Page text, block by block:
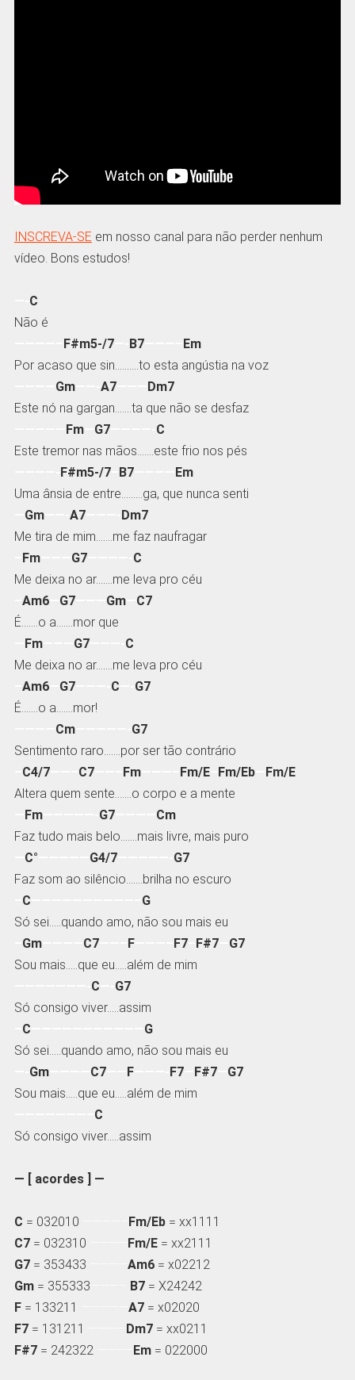
INSCREVA-SE em nosso canal para não perder nenhum
vídeo. Bons estudos!
C
Não é
F#m5-/7—- B7———– Em
Por acaso que sin……….to esta angústia na voz
Gm——- A7——— Dm7
Este nó na gargan…….ta que não se desfaz
Fm— G7————- C
Este tremor nas mãos…….este frio nos pés
F#m5-/7– B7———— Em
Uma ânsia de entre………ga, que nunca senti
Gm——- A7———- Dm7
Me tira de mim…….me faz naufragar
Fm——— G7————- C
Me deixa no ar…….me leva pro céu
Am6— G7——— Gm— C7
É…….o a…….mor que
Fm——— G7———- C
Me deixa no ar…….me leva pro céu
Am6— G7———- C
G7
É…….o a…….mor!
Cm—————- G7
Sentimento raro…….por ser tão contrário
C4/7——– C7——– Fm———– Fm/E– Fm/Eb— Fm/E
Altera quem sente…….o corpo e a mente
Fm—————- G7———— Cm
Faz tudo mais belo…….mais livre, mais puro
C° G4/7—————- G7
Faz som ao silêncio…….brilha no escuro
C
G
Só sei…..quando amo, não sou mais eu
Gm———— C7——– F———– F7– F#7— G7
Sou mais…..que eu…..além de mim
C
G7
Só consigo viver…..assim
C
G
Só sei…..quando amo, não sou mais eu
Gm———— C7—— F———- F7— F#7— G7
Sou mais…..que eu…..além de mim
C
Só consigo viver…..assim
— [ acordes ] —
C = 032010 Fm/Eb= xx1111
C7= 032310 Fm/E= xx2111
G7= 353433 Am6= x02212
Gm= 355333 B7= X24242
F= 133211 A7= x02020
F7= 131211 Dm7= xx0211
F#7= 242322 Em= 022000